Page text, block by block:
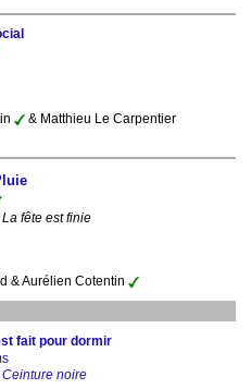
& Matthieu Le Carpentier
La fête est finie
& Aurélien Cotentin
fait pour dormir
Ceinture noire